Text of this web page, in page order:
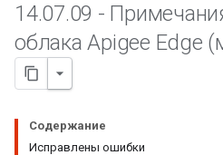
14.07.09 -
облака Apigee Edge
Содержание
Исправлены ошибки